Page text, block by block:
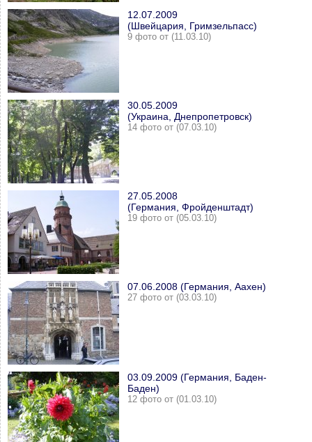
12.07.2009
(Швейцария, Гримзельпасс)
9 фото от (11.03.10)
30.05.2009
(Украина, Днепропетровск)
14 фото от (07.03.10)
27.05.2008
(Германия, Фройденштадт)
19 фото от (05.03.10)
07.06.2008 (Германия, Аахен)
27 фото от (03.03.10)
03.09.2009 (Германия, Баден-
Баден)
12 фото от (01.03.10)